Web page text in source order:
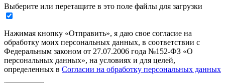
Выберите или перетащите в это поле файлы для загрузки
Нажимая кнопку «Отправить», я даю свое согласие на
обработку моих персональных данных, в соответствии с
Федеральным законом от 27.07.2006 года №152-ФЗ «О
персональных данных», на условиях и для целей,
определенных в Согласии на обработку персональных данных